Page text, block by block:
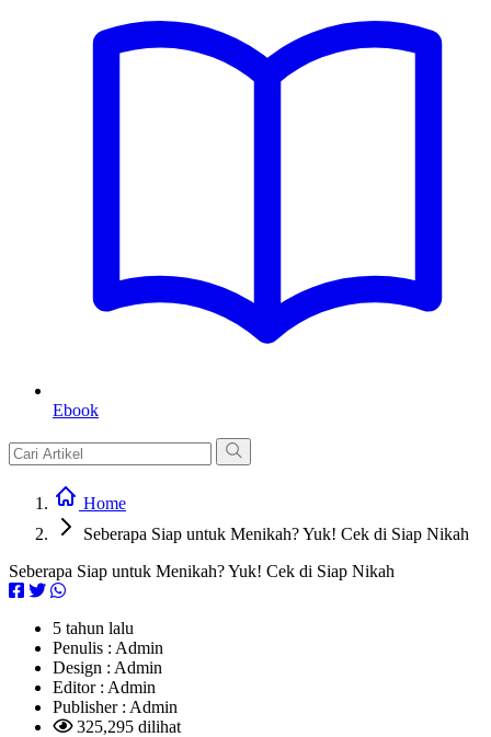
Ebook
Home
Seberapa Siap untuk Menikah? Yuk! Cek di Siap Nikah
Seberapa Siap untuk Menikah? Yuk! Cek di Siap Nikah
5 tahun lalu
Penulis : Admin
Design : Admin
Editor : Admin
Publisher : Admin
325,295 dilihat